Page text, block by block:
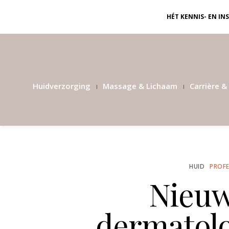
HÉT KENNIS- EN
Huidverzorging Massage & Lichaam Carrière
HUID